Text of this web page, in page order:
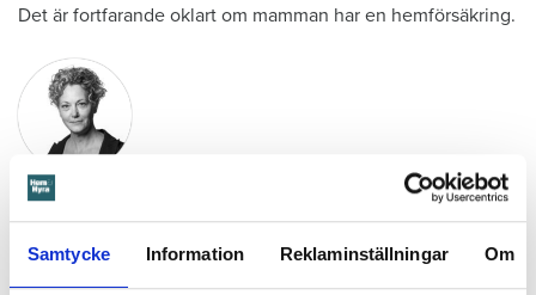
Samtycke Information Reklaminställningar Om
Det är fortfarande oklart om mamman har en hemförsäkring.
Anna Rytterbrant
reporter–Hem & Hyra, Örebro
anna.rytterbrant@hemhyra.se
010- 45 916 01